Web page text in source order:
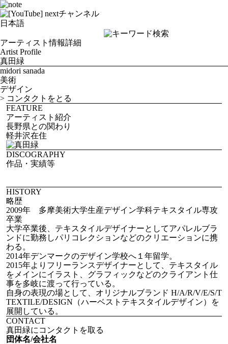
アーティスト情報詳細
Artist Profile
真田緑
midori sanada
美術
デザイン
> コンタクトをとる
FEATURE
アーティスト紹介
長野県との関わり
軽井沢在住
DISCOGRAPHY
作品・実績等
HISTORY
略歴
2009年 多摩美術大学生産デザイン学科テキスタイル専攻
卒業
大学卒業後、テキスタイルデザイナーとしてアパレルブラ
ンドに勤務しパリコレクションなどのクリエーションに携
わる。
2014年デンマークのデザイン学校へ１年留学。
2015年よりフリーランスデザイナーとして、テキスタイル
をメインにイラスト、グラフィックなどのクライアント仕
事を多岐に渡って行っている。
自身の表現の場として、オリジナルブランド H/A/R/V/E/S/T
TEXTILE/DESIGN（ハーベストテキスタイルデザイン）を
展開している。
CONTACT
真田緑にコンタクトを取る
団体名/会社名